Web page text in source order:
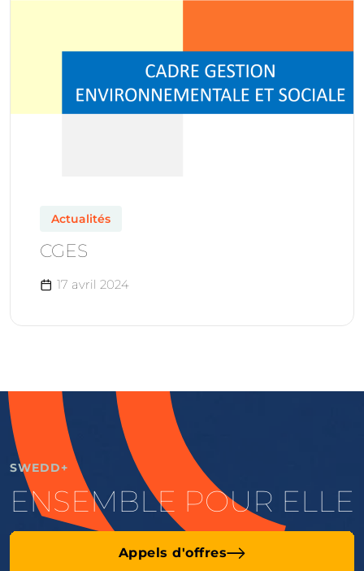
Actualités
CGES
17 avril 2024
SWEDD+
ENSEMBLE POUR ELLE
Appels d'offres